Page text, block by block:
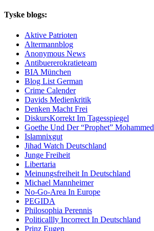
Tyske blogs:
Aktive Patrioten
Altermannblog
Anonymous News
Antibuererokratieteam
BIA München
Blog List German
Crime Calender
Davids Medienkritik
Denken Macht Frei
DiskursKorrekt Im Tagesspiegel
Goethe Und Der “Prophet” Mohammed
Islamnixgut
Jihad Watch Deutschland
Junge Freiheit
Libertaria
Meinungsfreiheit In Deutschland
Michael Mannheimer
No-Go-Area In Europe
PEGIDA
Philosophia Perennis
Politicallly Incorrect In Deutschland
Prinz Eugen